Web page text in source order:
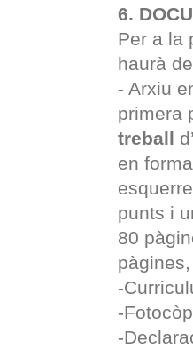
6.
Per a la
haurà
- Arxiu
primera
treball
en
punts i
80
-
-
-